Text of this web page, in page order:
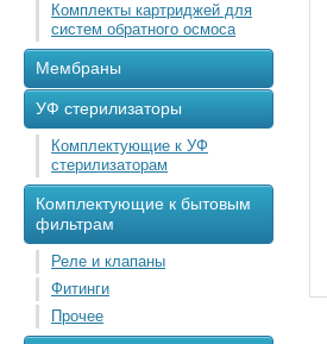
Комплекты картриджей для
систем обратного осмоса
Мембраны
УФ стерилизаторы
Комплектующие к УФ
стерилизаторам
Комплектующие к бытовым
фильтрам
Реле и клапаны
Фитинги
Прочее